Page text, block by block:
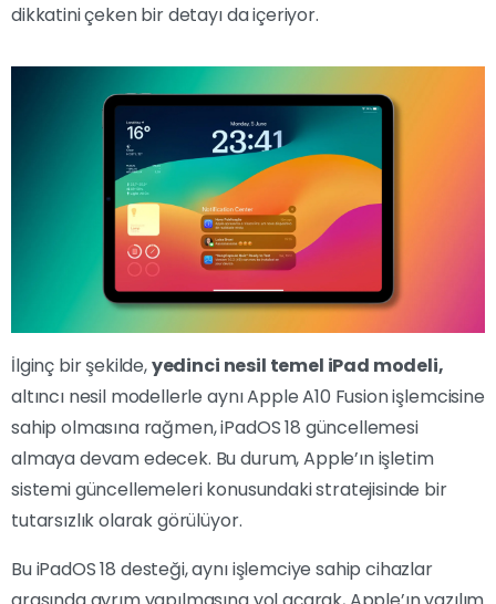
dikkatini çeken bir detayı da içeriyor.
İlginç bir şekilde,yedinci nesil temel iPad modeli,
altıncı nesil modellerle aynı Apple A10 Fusion işlemcisine
sahip olmasına rağmen, iPadOS 18 güncellemesi
almaya devam edecek. Bu durum, Apple’ın işletim
sistemi güncellemeleri konusundaki stratejisinde bir
tutarsızlık olarak görülüyor.
Bu iPadOS 18 desteği, aynı işlemciye sahip cihazlar